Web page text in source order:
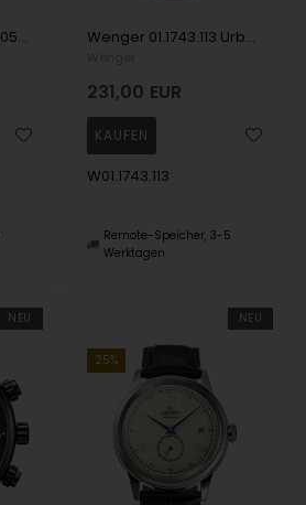
Master Time MTGS-10561-12L Radio Controlled Advanced Series Men's 42mm 5ATM Wristwatch Wenger 01.1743.113 Urban Metropolitan Chronograph 44mm 10ATM Wristwatch
231,00 EUR
W01.1743.113
Remote-Speicher, 3-5
Werktagen
NEU
NEU
25%